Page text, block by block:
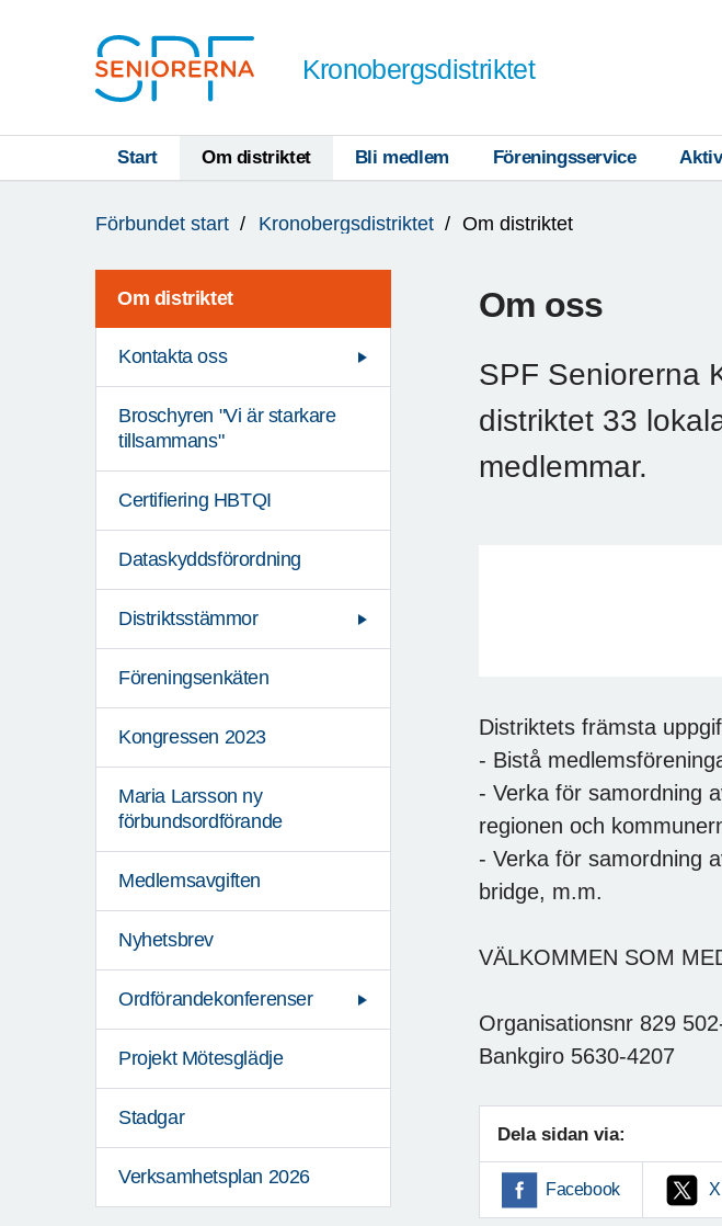
Kronobergsdistriktet
Start Om distriktet Bli medlem Föreningsservice
är
Förbundet start Kronobergsdistriktet Om distriktet
Om distriktet
Kontakta oss
Broschyren "Vi är starkare
tillsammans"
Certifiering HBTQI
Dataskyddsförordning
Distriktsstämmor
Föreningsenkäten
Kongressen 2023
Maria Larsson ny
förbundsordförande
Medlemsavgiften
Nyhetsbrev
Ordförandekonferenser
Projekt Mötesglädje
Stadgar
Verksamhetsplan 2026
Om oss
SPF Seniorerna
distriktet 33
medlemmar.
Distriktets främsta
- Bistå
- Verka för samordning
regionen och
- Verka för samordning
bridge, m.m.
VÄLKOMMEN SOM
Organisationsnr 829
Bankgiro 5630-4207
Dela sidan via:
Facebook X